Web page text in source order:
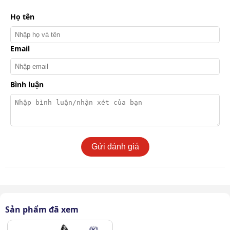
Máy phun hút giặt thảm Lavor SOLARIS IF chất lượng cao
Nhờ quy trình kiểm định nghiêm ngặt ở mọi khâu, sản
Họ tên
Email
Bình luận
Gửi đánh giá
Sản phẩm đã xem